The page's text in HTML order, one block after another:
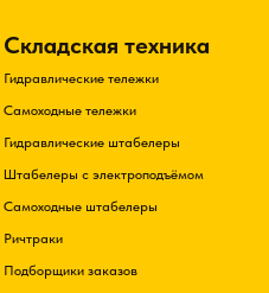
Складская техника
Гидравлические тележки
Самоходные тележки
Гидравлические штабелеры
Штабелеры с электроподъёмом
Самоходные штабелеры
Ричтраки
Подборщики заказов